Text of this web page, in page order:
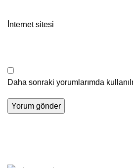
İnternet sitesi
Daha sonraki yorumlarımda